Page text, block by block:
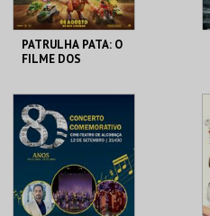
PATRULHA PATA: O
FILME DOS
CINE-TEATRO DE
ALCOBAÇA
MAIS INFO
COMPRAR